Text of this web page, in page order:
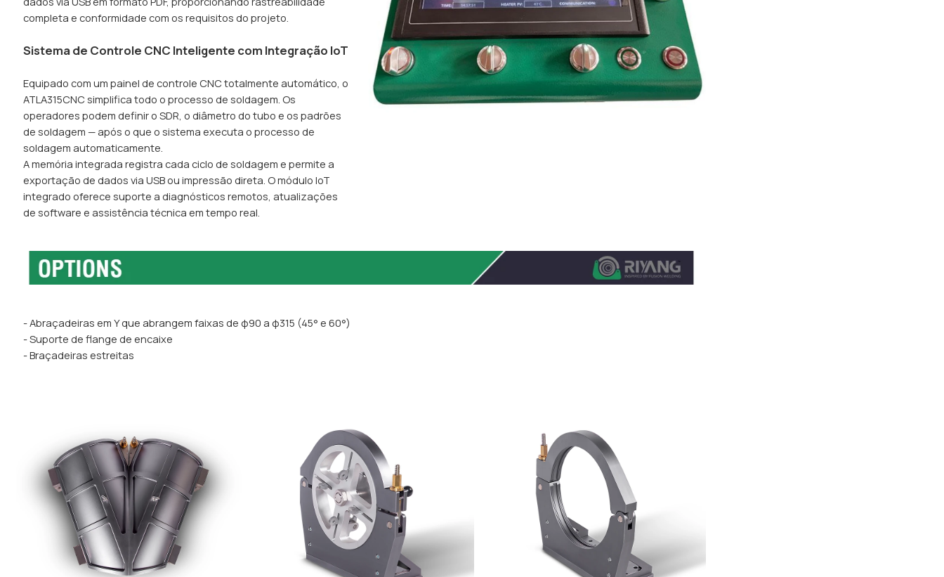
completa e conformidade com os requisitos do projeto.
Sistema de Controle CNC Inteligente com Integração IoT
Equipado com um painel de controle CNC totalmente automático, o
ATLA315CNC simplifica todo o processo de soldagem. Os
operadores podem definir o SDR, o diâmetro do tubo e os padrões
de soldagem — após o que o sistema executa o processo de
soldagem automaticamente.
A memória integrada registra cada ciclo de soldagem e permite a
exportação de dados via USB ou impressão direta. O módulo IoT
integrado oferece suporte a diagnósticos remotos, atualizações
de software e assistência técnica em tempo real.
- Abraçadeiras em Y que abrangem faixas de φ90 a φ315 (45° e 60°)
- Suporte de flange de encaixe
- Braçadeiras estreitas